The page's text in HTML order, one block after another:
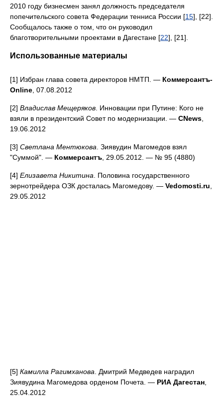
2010 году бизнесмен занял должность председателя
попечительского совета Федерации тенниса России [15], [22].
Сообщалось также о том, что он руководил
благотворительными проектами в Дагестане [22], [21].
Использованные материалы
[1] Избран глава совета директоров НМТП. — Коммерсантъ-
Online , 07.08.2012
[2] Владислав Мещеряков . Инновации при Путине: Кого не
взяли в президентский Совет по модернизации. — CNews
19.06.2012
[3] Светлана Ментюкова . Зиявудин Магомедов взял
"Суммой". — Коммерсантъ , 29.05.2012. — № 95 (4880)
[4] Елизавета Никитина . Половина государственного
зернотрейдера ОЗК досталась Магомедову. — Vedomosti.ru
29.05.2012
[5] Камилла Рагимханова . Дмитрий Медведев наградил
Зиявудина Магомедова орденом Почета. — РИА Дагестан
25.04.2012